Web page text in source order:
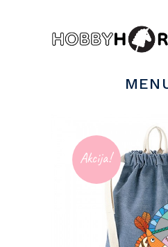
Akcija!